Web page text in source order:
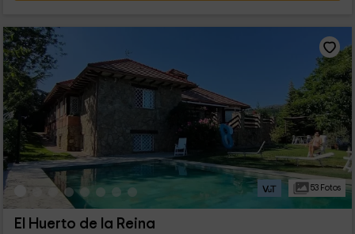
53 Fotos
El Huerto de la Reina